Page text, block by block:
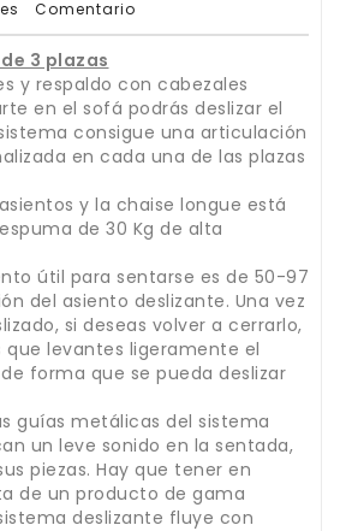
Comentario
3 plazas
y respaldo con cabezales
en el sofá podrás deslizar el
consigue una articulación
en cada una de las plazas
y la chaise longue está
de 30 Kg de alta
útil para sentarse es de 50-97
del asiento deslizante. Una vez
si deseas volver a cerrarlo,
levantes ligeramente el
forma que se pueda deslizar
guías metálicas del sistema
un leve sonido en la sentada,
piezas. Hay que tener en
de un producto de gama
deslizante fluye con